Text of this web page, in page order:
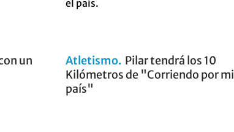
un
Atletismo Pilar tendrá los 10
Kilómetros de "Corriendo por mi
país"